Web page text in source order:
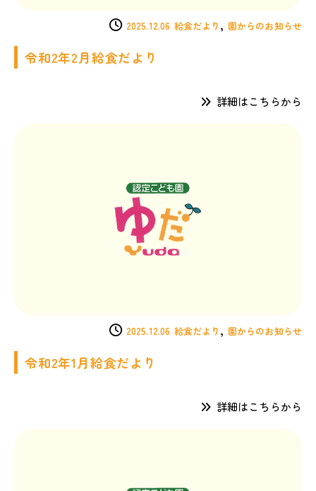
2025.12.06 給食だより , 園からのお知らせ
令和2年2月給食だより
詳細はこちらから
2025.12.06 給食だより , 園からのお知らせ
令和2年1月給食だより
詳細はこちらから